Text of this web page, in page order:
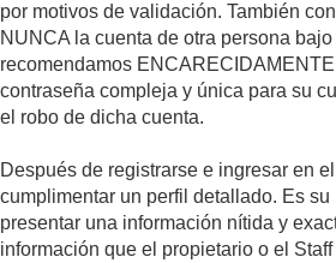
por motivos de validación. También
NUNCA la cuenta de otra persona
recomendamos
contraseña compleja y única para su
el robo de dicha cuenta.
Después de registrarse e ingresar en
cumplimentar un perfil detallado. Es
presentar una información nítida y
información que el propietario o el